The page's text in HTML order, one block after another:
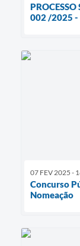
002 /2025 -
07 FEV 2025 -
Concurso
Nomeação